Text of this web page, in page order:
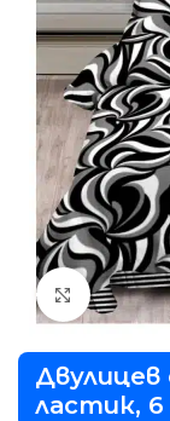
Виж
ластик, 6